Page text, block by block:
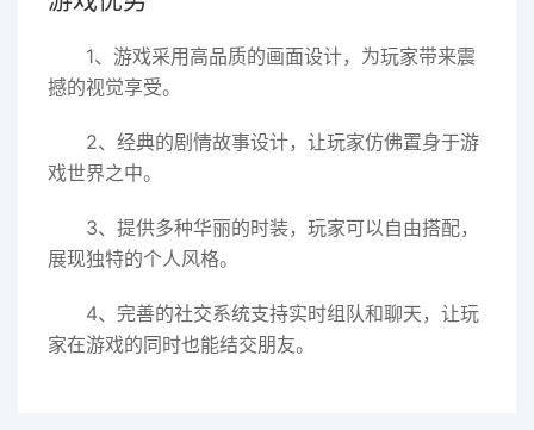
1、游戏采用高品质的画面设计，为玩家带来震
撼的视觉享受。
2、经典的剧情故事设计，让玩家仿佛置身于游
戏世界之中。
3、提供多种华丽的时装，玩家可以自由搭配，
展现独特的个人风格。
4、完善的社交系统支持实时组队和聊天，让玩
家在游戏的同时也能结交朋友。